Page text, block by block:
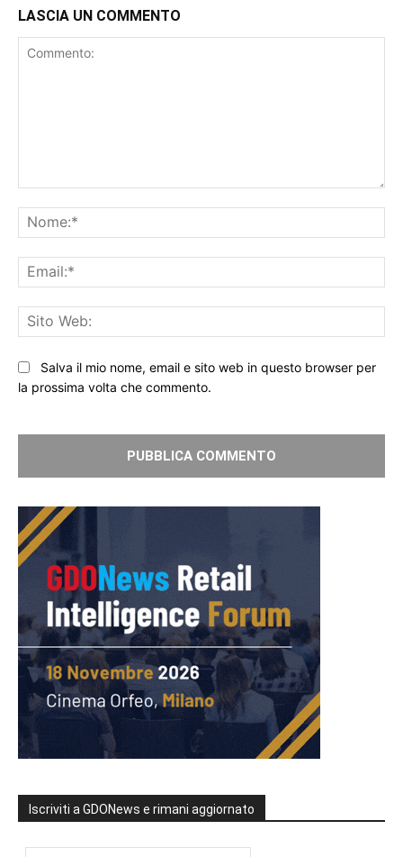
LASCIA UN COMMENTO
Salva il mio nome, email e sito web in questo browser per
la prossima volta che commento.
Iscriviti a GDONews e rimani aggiornato